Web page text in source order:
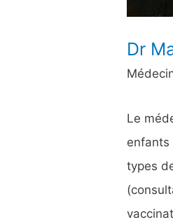
Dr
Le
enfants
types